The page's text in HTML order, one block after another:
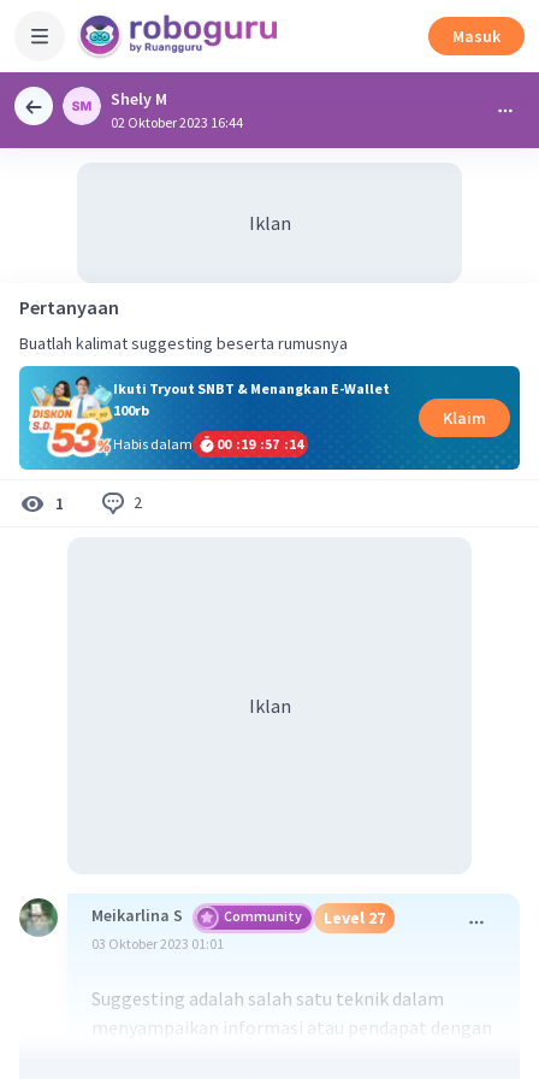
Masuk
Shely M
02 Oktober 2023 16:44
Iklan
Pertanyaan
Buatlah kalimat suggesting beserta rumusnya
Ikuti Tryout SNBT & Menangkan E-Wallet
100rb
Habis dalam
00 :19 :57 :13
Klaim
1 2
Iklan
Meikarlina S Community Level 27
03 Oktober 2023 01:01
Suggesting adalah salah satu teknik dalam
menyampaikan informasi atau pendapat dengan